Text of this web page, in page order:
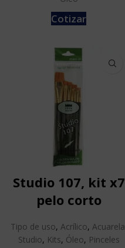
Cotizar
Studio 107, kit x7
pelo corto
Tipo de uso, Acrílico, Acuarela
Studio, Kits, Óleo, Pinceles